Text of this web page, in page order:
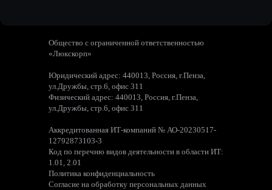
Общество с ограниченной ответственностью
«Люкскорп»
Юридический адрес: 440013, Россия, г.Пенза,
ул.Дружбы, стр.6, офис 311
Физический адрес: 440013, Россия, г.Пенза,
ул.Дружбы, стр.6, офис 311
Аккредитованная ИТ-компаний № АО-20230517-
12792873103-3
Код по перечню видов деятельности в области ИТ:
1.01, 2.01
Политика конфиденциальность
Согласие на обработку персональных данных